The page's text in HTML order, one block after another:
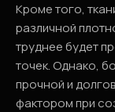
Кроме того,
различной
труднее будет
точек. Однако,
прочной и
фактором при